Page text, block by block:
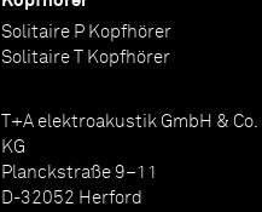
Solitaire P Kopfhörer
Solitaire T Kopfhörer
T+A elektroakustik GmbH & Co.
KG
Planckstraße 9–11
D-32052 Herford